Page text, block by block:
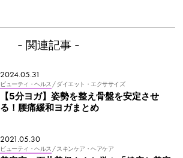
- 関連記事 -
2024.05.31
ビューティ・ヘルス / ダイエット・エクササイズ
【5分ヨガ】姿勢を整え骨盤を安定させ
る！腰痛緩和ヨガまとめ
2021.05.30
ビューティ・ヘルス / スキンケア・ヘアケア